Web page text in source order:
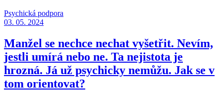
Psychická podpora
03. 05. 2024
Manžel se nechce nechat vyšetřit. Nevím,
jestli umírá nebo ne. Ta nejistota je
hrozná. Já už psychicky nemůžu. Jak se v
tom orientovat?